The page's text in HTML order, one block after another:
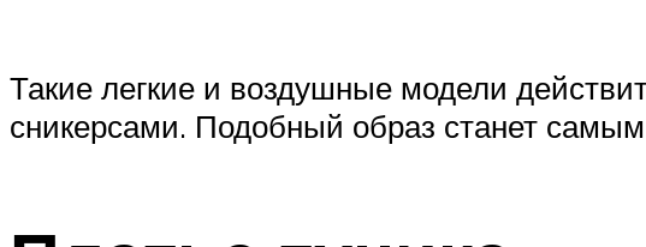
Такие легкие и воздушные модели
сникерсами. Подобный образ станет